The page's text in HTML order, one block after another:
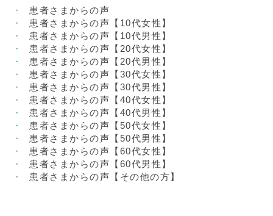
患者さまからの声
患者さまからの声【10代女性】
患者さまからの声【10代男性】
患者さまからの声【20代女性】
患者さまからの声【20代男性】
患者さまからの声【30代女性】
患者さまからの声【30代男性】
患者さまからの声【40代女性】
患者さまからの声【40代男性】
患者さまからの声【50代女性】
患者さまからの声【50代男性】
患者さまからの声【60代女性】
患者さまからの声【60代男性】
患者さまからの声【その他の方】